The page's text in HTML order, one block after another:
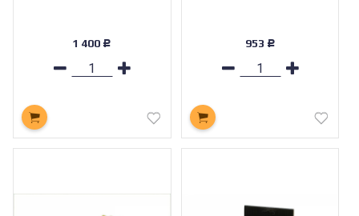
1 400 Р 953 Р